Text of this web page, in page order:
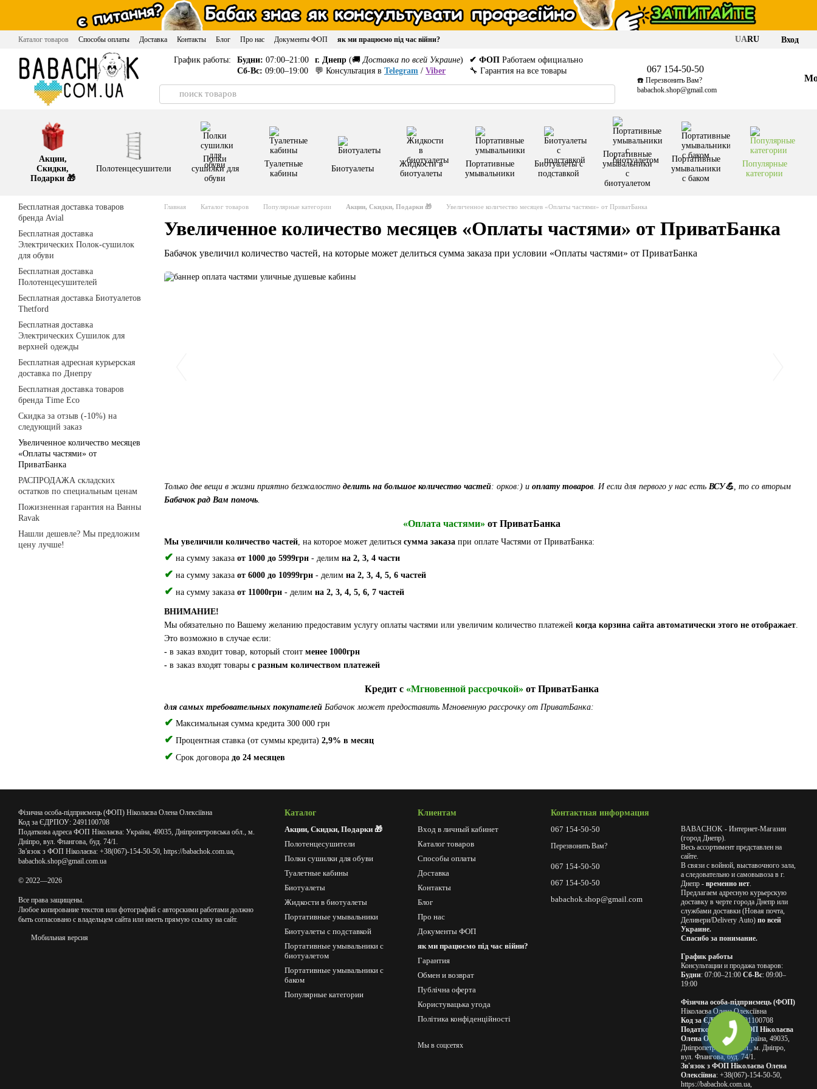
Перейти к основному контенту
Каталог товаров Способы оплаты Доставка Контакты Блог Про нас Документы ФОП як ми працюємо під час війни? UARU Вход
График работы: Будни: 07:00–21:00
Сб-Вс: 09:00–19:00
г. Днепр (🚚 Доставка по всей Украине)
💬 Консультация в Telegram / Viber
✔ ФОП Работаем официально
🔧 Гарантия на все товары
067 154-50-50
☎️ Перезвонить Вам?
babachok.shop@gmail.com
Акции,
Скидки,
Подарки 🎁
Полотенцесушители
Полки
сушилки для
обуви
Туалетные
кабины
Биотуалеты
Жидкости в
биотуалеты
Портативные
умывальники
Биотуалеты с
подставкой
Портативные
умывальники
с
биотуалетом
Портативные
умывальники
с баком
Популярные
категории
Главная Каталог товаров Популярные категории Акции, Скидки, Подарки 🎁 Увеличенное количество месяцев «Оплаты частями» от ПриватБанка
Увеличенное количество месяцев «Оплаты частями» от ПриватБанка
Бабачок увеличил количество частей, на которые может делиться сумма заказа при условии «Оплаты частями» от ПриватБанка
Только две вещи в жизни приятно безжалостно делить на большое количество частей: орков:) и оплату товаров. И если для первого у нас есть ВСУ💪, то со вторым
Бабачок рад Вам помочь.
«Оплата частями» от ПриватБанка
Мы увеличили количество частей, на которое может делиться сумма заказа при оплате Частями от ПриватБанка:
✔ на сумму заказа от 1000 до 5999грн - делим на 2, 3, 4 части
✔ на сумму заказа от 6000 до 10999грн - делим на 2, 3, 4, 5, 6 частей
✔ на сумму заказа от 11000грн - делим на 2, 3, 4, 5, 6, 7 частей
ВНИМАНИЕ!
Мы обязательно по Вашему желанию предоставим услугу оплаты частями или увеличим количество платежей когда корзина сайта автоматически этого не отображает
Это возможно в случае если:
- в заказ входит товар, который стоит менее 1000грн
- в заказ входят товары с разным количеством платежей
Кредит с «Мгновенной рассрочкой» от ПриватБанка
для самых требовательных покупателей Бабачок может предоставить Мгновенную рассрочку от ПриватБанка:
✔ Максимальная сумма кредита 300 000 грн
✔ Процентная ставка (от суммы кредита) 2,9% в месяц
✔ Срок договора до 24 месяцев
Бесплатная доставка товаров
бренда Avial
Бесплатная доставка
Электрических Полок-сушилок
для обуви
Бесплатная доставка
Полотенцесушителей
Бесплатная доставка Биотуалетов
Thetford
Бесплатная доставка
Электрических Сушилок для
верхней одежды
Бесплатная адресная курьерская
доставка по Днепру
Бесплатная доставка товаров
бренда Time Eco
Скидка за отзыв (-10%) на
следующий заказ
Увеличенное количество месяцев
«Оплаты частями» от
ПриватБанка
РАСПРОДАЖА складских
остатков по специальным ценам
Пожизненная гарантия на Ванны
Ravak
Нашли дешевле? Мы предложим
цену лучше!
Фізична особа-підприємець (ФОП) Ніколаєва Олена Олексіївна
Код за ЄДРПОУ: 2491100708
Податкова адреса ФОП Ніколаєва: Україна, 49035, Дніпропетровська обл., м.
Дніпро, вул. Флангова, буд. 74/1.
Зв'язок з ФОП Ніколаєва: +38(067)-154-50-50, https://babachok.com.ua,
babachok.shop@gmail.com.ua
© 2022—2026
Все права защищены.
Любое копирование текстов или фотографий с авторскими работами должно
быть согласовано с владельцем сайта или иметь прямую ссылку на сайт.
Мобильная версия
Каталог
Акции, Скидки, Подарки 🎁
Полотенцесушители
Полки сушилки для обуви
Туалетные кабины
Биотуалеты
Жидкости в биотуалеты
Портативные умывальники
Биотуалеты с подставкой
Портативные умывальники с
биотуалетом
Портативные умывальники с
баком
Популярные категории
Клиентам
Вход в личный кабинет
Каталог товаров
Способы оплаты
Доставка
Контакты
Блог
Про нас
Документы ФОП
як ми працюємо під час війни?
Гарантия
Обмен и возврат
Публічна оферта
Користувацька угода
Політика конфіденційності
Мы в соцсетях
Контактная информация
067 154-50-50
Перезвонить Вам?
067 154-50-50
067 154-50-50
babachok.shop@gmail.com
BABACHOK - Интернет-Магазин
(город Днепр).
Весь ассортимент представлен на
сайте.
В связи с войной, выставочного зала,
а следовательно и самовывоза в г.
Днепр - временно нет.
Предлагаем адресную курьерскую
доставку в черте города Днепр или
службами доставки (Новая почта,
Деливери/Delivery Auto) по всей
Украине.
Спасибо за понимание.
График работы
Консультации и продажа товаров:
Будни: 07:00–21:00 Сб-Вс: 09:00–
19:00
Фізична особа-підприємець (ФОП)
Ніколаєва Олена Олексіївна
Код за ЄДРПОУ: 2491100708
Податкова адреса ФОП Ніколаєва
Олена Олексіївна
: Україна, 49035,
Дніпропетровська обл., м. Дніпро,
вул. Флангова, буд. 74/1.
Зв'язок з ФОП Ніколаєва Олена
Олексіївна: +38(067)-154-50-50,
https://babachok.com.ua,